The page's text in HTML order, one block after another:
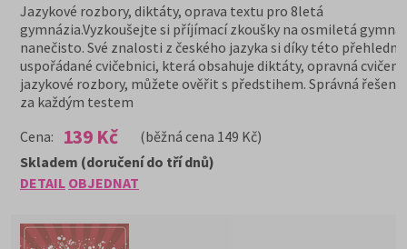
Jazykové rozbory, diktáty, oprava textu pro 8letá
gymnázia.Vyzkoušejte si příjímací zkoušky na osmiletá
nanečisto. Své znalosti z českého jazyka si díky této přehledně
uspořádané cvičebnici, která obsahuje diktáty, opravná cvičení
jazykové rozbory, můžete ověřit s předstihem. Správná řešení
za každým testem
Cena:
139 Kč (běžná cena 149 Kč)
DETAIL OBJEDNAT
Skladem (doručení do tří dnů)